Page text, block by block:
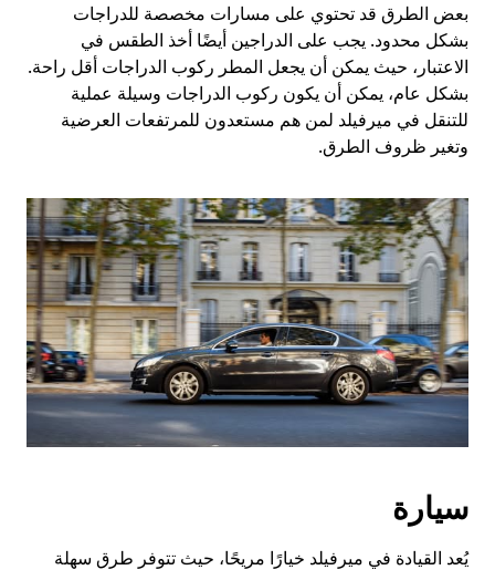
بعض الطرق قد تحتوي على مسارات مخصصة للدراجات
بشكل محدود. يجب على الدراجين أيضًا أخذ الطقس في
الاعتبار، حيث يمكن أن يجعل المطر ركوب الدراجات أقل راحة.
بشكل عام، يمكن أن يكون ركوب الدراجات وسيلة عملية
للتنقل في ميرفيلد لمن هم مستعدون للمرتفعات العرضية
وتغير ظروف الطرق.
سيارة
يُعد القيادة في ميرفيلد خيارًا مريحًا، حيث تتوفر طرق سهلة